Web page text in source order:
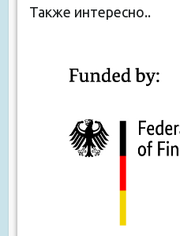
Также интересно..